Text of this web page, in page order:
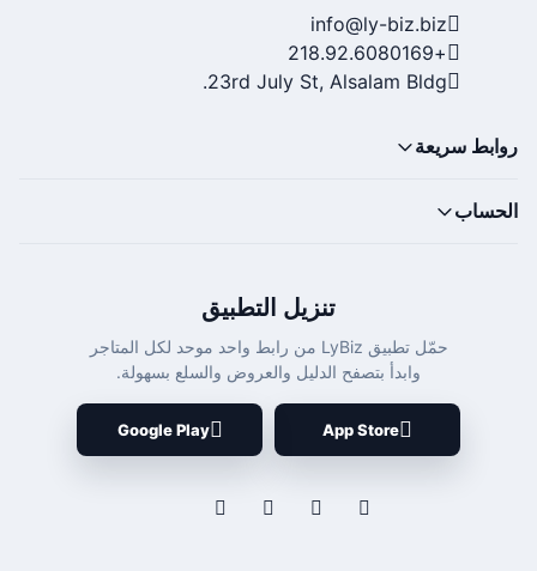
info@ly-biz.biz
+218.92.6080169
23rd July St, Alsalam Bldg.
روابط سريعة
الحساب
تنزيل التطبيق
حمّل تطبيق LyBiz من رابط واحد موحد لكل المتاجر
وابدأ بتصفح الدليل والعروض والسلع بسهولة.
App Store
Google Play